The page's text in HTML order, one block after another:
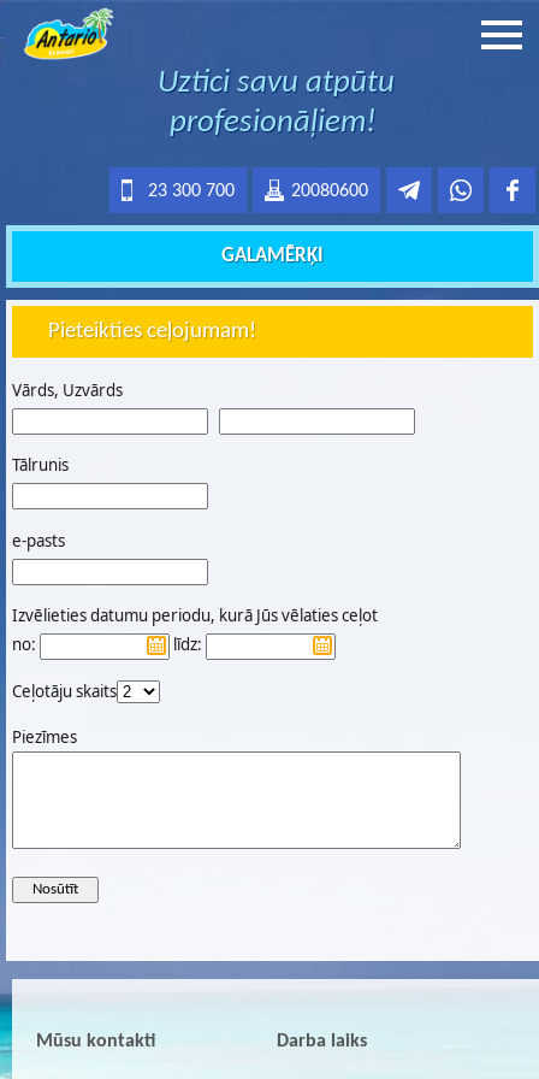
Uztici savu atpūtu
profesionāļiem!
20080600
23 300 700
GALAMĒRĶI
Pieteikties ceļojumam!
Vārds, Uzvārds
Tālrunis
e-pasts
Izvēlieties datumu periodu, kurā Jūs vēlaties ceļot
no:
līdz:
Ceļotāju skaits
Piezīmes
Mūsu kontakti Darba laiks